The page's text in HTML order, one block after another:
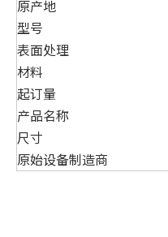
原产地
型号
表面处理
材料
起订量
产品名称
尺寸
原始设备制造商